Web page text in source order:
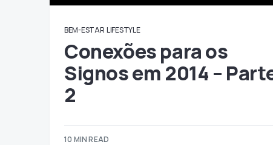
BEM-ESTAR LIFESTYLE
Conexões para os
Signos em 2014 –
2
10 MIN READ